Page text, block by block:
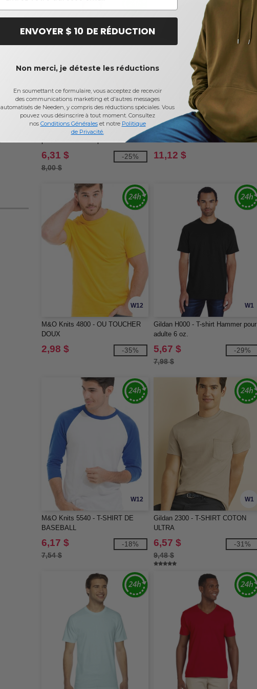
W1
Team 365 TT11 - T-shirt de
performance Zone pour hommes
6,31 $
8,00 $
-25%
Next Level 6240 - CVC ajusté V
11,12 $
W12
M&O Knits 4800 - OU TOUCHER
DOUX
2,98 $ -35%
W1
Gildan H000 - T-shirt Hammer pour
adulte 6 oz.
5,67 $
7,98 $
-29%
W12
M&O Knits 5540 - T-SHIRT DE
BASEBALL
6,17 $
7,54 $
-18%
W1
Gildan 2300 - T-SHIRT COTON
ULTRA
6,57 $
9,48 $
-31%
ENVOYER $ 10 DE RÉDUCTION
Non merci, je déteste les réductions
En soumettant ce formulaire, vous acceptez de recevoir
des communications marketing et d'autres messages
automatisés de Needen, y compris des réductions spéciales. Vous
pouvez vous désinscrire à tout moment. Consultez
nos Conditions Généraleset notre Politique
de Privacité.